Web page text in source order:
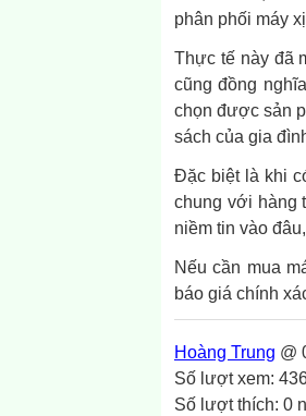
phân phối máy
Thực tế này đã
cũng đồng
chọn được sản
sách của gia
Đặc biệt là khi
chung với hàng
niềm tin vào
Nếu cần mua
báo giá chính
Hoàng Trung @
Số lượt xem:
Số lượt thích: 0